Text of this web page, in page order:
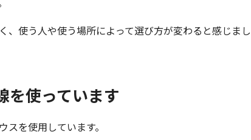
、使う人や使う場所によって選び方が変わると感じまし
を使っています
を使用しています。